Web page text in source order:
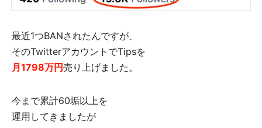
最近1つBANされたんですが、
そのTwitterアカウントでTipsを
月1798万円売り上げました。
今まで累計60垢以上を
運用してきましたが